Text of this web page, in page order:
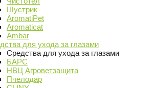
Шустрик
AromatiPet
Aromaticat
Ambar
для ухода за глазами
Средства для ухода за глазами
БАРС
НВЦ Агроветзащита
Пчелодар